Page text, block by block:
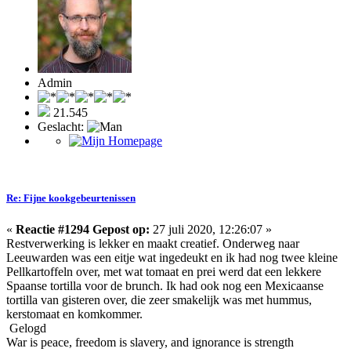
Admin
21.545
Geslacht:
Re: Fijne kookgebeurtenissen
« Reactie #1294 Gepost op: 27 juli 2020, 12:26:07 »
Restverwerking is lekker en maakt creatief. Onderweg naar
Leeuwarden was een eitje wat ingedeukt en ik had nog twee kleine
Pellkartoffeln over, met wat tomaat en prei werd dat een lekkere
Spaanse tortilla voor de brunch. Ik had ook nog een Mexicaanse
tortilla van gisteren over, die zeer smakelijk was met hummus,
kerstomaat en komkommer.
Gelogd
War is peace, freedom is slavery, and ignorance is strength